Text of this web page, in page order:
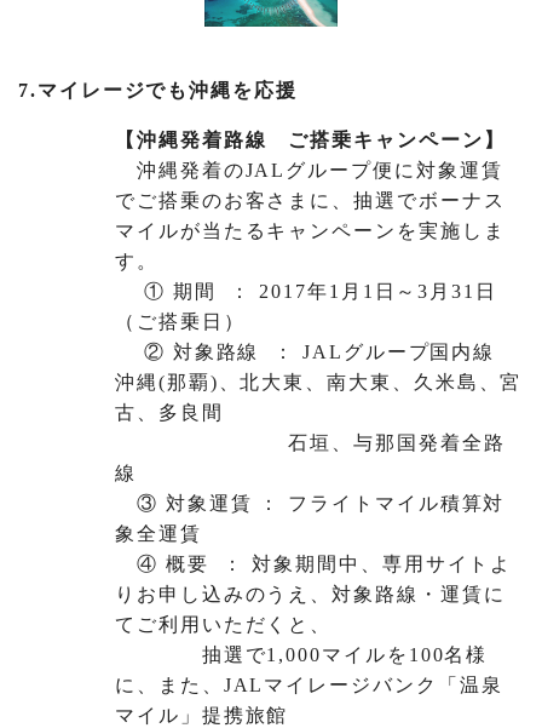
7.マイレージでも沖縄を応援
【沖縄発着路線 ご搭乗キャンペーン】
沖縄発着のJALグループ便に対象運賃
でご搭乗のお客さまに、抽選でボーナス
マイルが当たるキャンペーンを実施しま
す。
① 期間 ： 2017年1月1日～3月31日
（ご搭乗日）
② 対象路線 ： JALグループ国内線
沖縄(那覇)、北大東、南大東、久米島、宮
古、多良間
石垣、与那国発着全路
線
③ 対象運賃 ： フライトマイル積算対
象全運賃
④ 概要 ： 対象期間中、専用サイトよ
りお申し込みのうえ、対象路線・運賃に
てご利用いただくと、
抽選で1,000マイルを100名様
に、また、JALマイレージバンク「温泉
マイル」提携旅館